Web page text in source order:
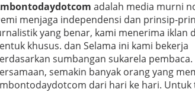
adalah media murni
menjaga independensi dan prinsip-
yang benar, kami menerima iklan
khusus. dan Selama ini kami bekerja
sumbangan sukarela pembaca.
semakin banyak orang yang
dari hari ke hari. Untuk